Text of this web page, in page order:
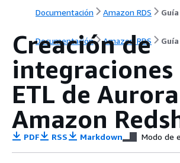
Documentación Amazon RDS
Documentación Amazon RDS
Creación de
integraciones
ETL de Aurora
Amazon
PDF RSS Markdown Modo de